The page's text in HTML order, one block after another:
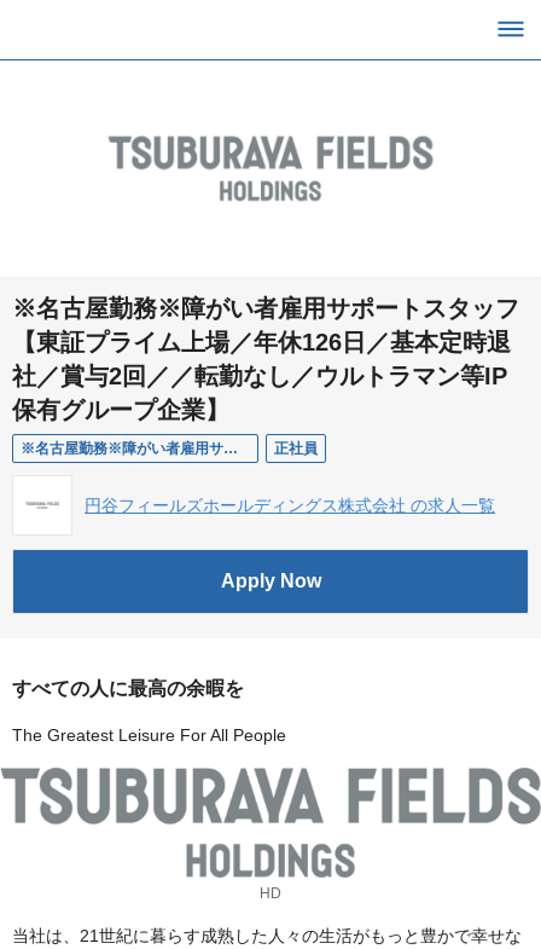
※名古屋勤務※障がい者雇用サポートスタッフ
【東証プライム上場／年休126日／基本定時退
社／賞与2回／／転勤なし／ウルトラマン等IP
保有グループ企業】
※名古屋勤務※障がい者雇用サポートスタッフ【東証プライム上場／年休126日／残業なし／転勤なし／ウルトラマン等IP保有グループ企業】 正社員
円谷フィールズホールディングス株式会社 の求人一覧
Apply Now
すべての人に最高の余暇を
The Greatest Leisure For All People
HD
当社は、21世紀に暮らす成熟した人々の生活がもっと豊かで幸せな